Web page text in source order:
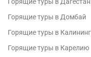
Горящие туры в Домбай
Горящие туры в
Горящие туры в Карелию